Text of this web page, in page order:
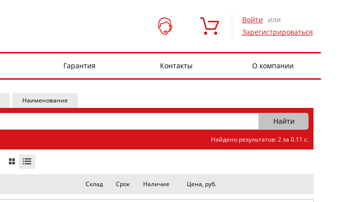
Войти
или
Зарегистрироваться
Гарантия Контакты О компании
Наименование
Найдено результатов: 2 за 0.11 с.
Склад Срок Наличие Цена, руб.